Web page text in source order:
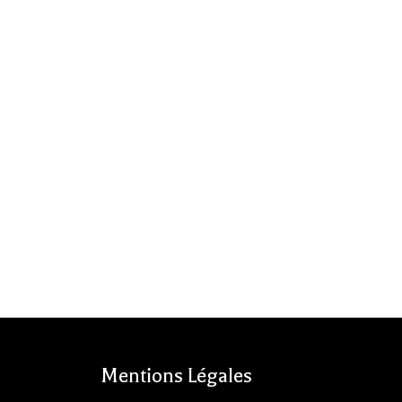
Mentions Légales